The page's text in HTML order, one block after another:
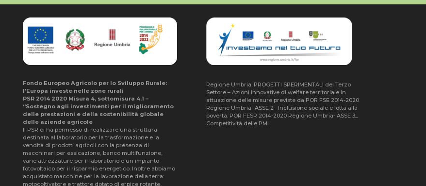
Fondo Europeo Agricolo per lo Sviluppo Rurale:
l’Europa investe nelle zone rurali
PSR 2014 2020 Misura 4, sottomisura 4.1 –
“Sostegno agli investimenti per il miglioramento
delle prestazioni e della sostenibilità globale
delle aziende agricole
Il PSR ci ha permesso di realizzare una struttura
destinata al laboratorio per la trasformazione e la
vendita di prodotti agricoli con la presenza di
macchinari per essicazione, banco multifunzione,
varie attrezzature per il laboratorio e un impianto
fotovoltaico per il risparmio energetico. Inoltre abbiamo
acquistato macchine per la lavorazione della terra:
motocoltivatore e trattore dotato di erpice rotante,
Regione Umbria. PROGETTI SPERIMENTALI del Terzo
Settore – Azioni innovative di welfare territoriale in
attuazione delle misure previste da POR FSE 2014-2020
Regione Umbria- ASSE 2_ Inclusione sociale e lotta alla
povertà. POR FESR 2014-2020 Regione Umbria- ASSE 3_
Competitività delle PMI